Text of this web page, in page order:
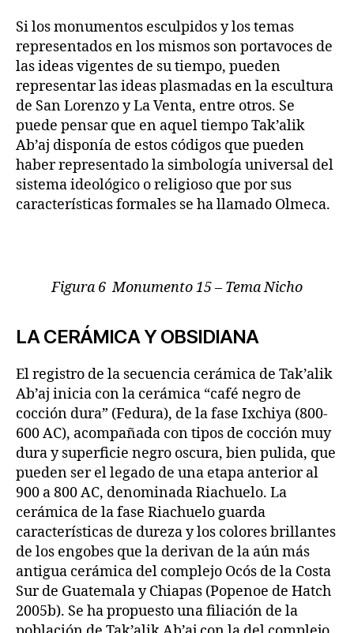
Si los monumentos esculpidos y los temas
representados en los mismos son portavoces de
las ideas vigentes de su tiempo, pueden
representar las ideas plasmadas en la escultura
de San Lorenzo y La Venta, entre otros. Se
puede pensar que en aquel tiempo Tak’alik
Ab’aj disponía de estos códigos que pueden
haber representado la simbología universal del
sistema ideológico o religioso que por sus
características formales se ha llamado Olmeca.
Figura 6 Monumento 15 – Tema Nicho
LA CERÁMICA Y OBSIDIANA
El registro de la secuencia cerámica de Tak’alik
Ab’aj inicia con la cerámica “café negro de
cocción dura” (Fedura), de la fase Ixchiya (800-
600 AC), acompañada con tipos de cocción muy
dura y superficie negro oscura, bien pulida, que
pueden ser el legado de una etapa anterior al
900 a 800 AC, denominada Riachuelo. La
cerámica de la fase Riachuelo guarda
características de dureza y los colores brillantes
de los engobes que la derivan de la aún más
antigua cerámica del complejo Ocós de la Costa
Sur de Guatemala y Chiapas (Popenoe de Hatch
2005b). Se ha propuesto una filiación de la